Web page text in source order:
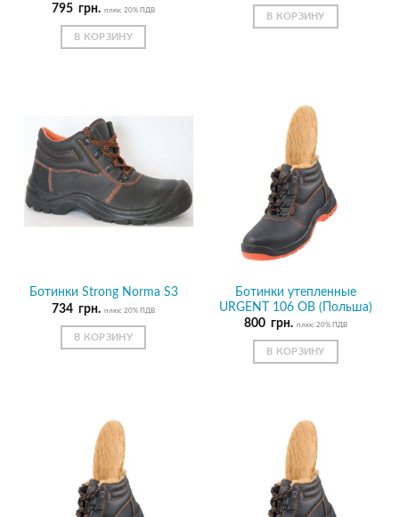
795 грн. плюс 20% ПДВ
В КОРЗИНУ
В КОРЗИНУ
Ботинки Strong Norma S3
734 грн. плюс 20% ПДВ
В КОРЗИНУ
Ботинки утепленные
URGENT 106 ОВ (Польша)
800 грн. плюс 20% ПДВ
В КОРЗИНУ